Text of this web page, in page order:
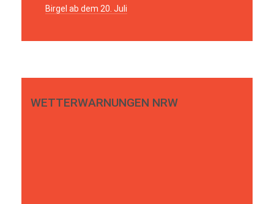
Birgel ab dem 20. Juli
WETTERWARNUNGEN NRW